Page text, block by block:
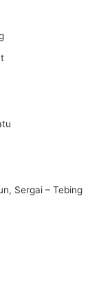
Sergai – Tebing